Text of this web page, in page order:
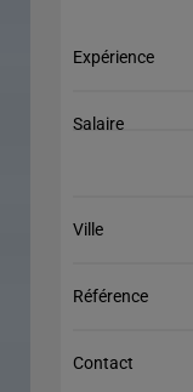
Expérience
Salaire
Ville
Référence
Contact